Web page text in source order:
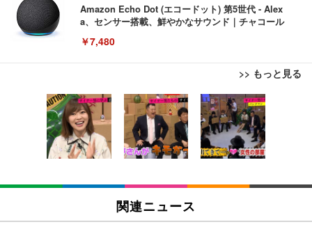
Amazon Echo Dot (エコードット) 第5世代 - Alex
a、センサー搭載、鮮やかなサウンド｜チャコール
￥7,480
>> もっと見る
[EdoErgo] オフィスチェア 椅子 テレワーク 疲れな
い 跳ね上げ式アームレスト コンパクト 約105度ロッ
キング pc 事務椅子 360度回転 座面昇降 強化ナイロ
ン樹脂ベース 通気性メッシュ 在宅ワーク H-WY01
(黒網+黒枠+黒足)
￥5,699
SIHOO B100 オフィスチェア／デスクチェア メッシ
ュチェア 人間工学 疲れない ブラック
￥27,999
EIZO ビジネス向けプレミアムモニター | FlexScan
EV3240X-WT | 31.5型4K UHD・USB Type-C・ホワ
イト
￥105,595
EIZO ビジネス向けプレミアムモニター | FlexScan
Amazonベーシック ペットシーツ 薄型 レギュラー 1
回使い捨て 無香料 ホワイト 300枚
￥3,373
Amazonベーシック ペットシーツ 厚型 ワイド 42枚
x2袋(84枚) ホワイト(吸収面:ライトブルー)
￥3,234
関連ニュース